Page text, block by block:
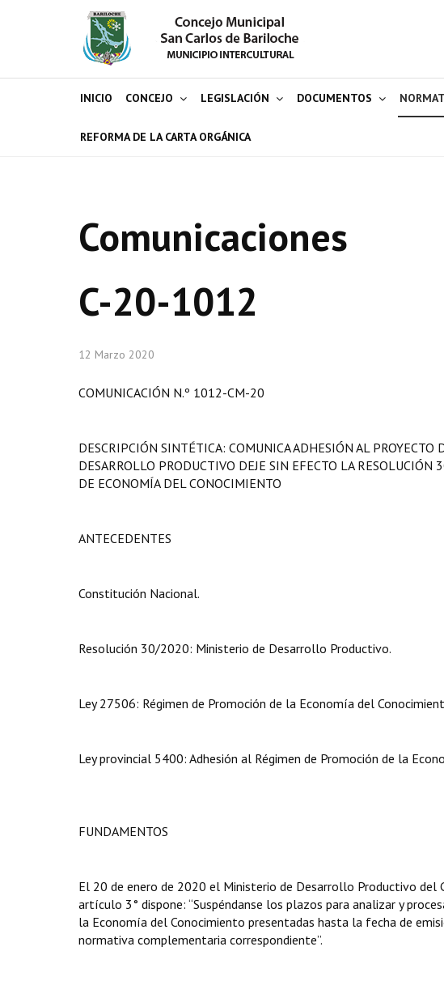
INICIO CONCEJO LEGISLACIÓN DOCUMENTOS
REFORMA DE LA CARTA ORGÁNICA
Comunicaciones
C-20-1012
12 Marzo 2020
COMUNICACIÓN N.º 1012-CM-20
DESCRIPCIÓN SINTÉTICA: COMUNICA ADHESIÓN AL
DESARROLLO PRODUCTIVO DEJE SIN EFECTO LA
DE ECONOMÍA DEL CONOCIMIENTO
ANTECEDENTES
Constitución Nacional.
Resolución 30/2020: Ministerio de Desarrollo Productivo.
Ley 27506: Régimen de Promoción de la Economía del
Ley provincial 5400: Adhesión al Régimen de Promoción de la
FUNDAMENTOS
El 20 de enero de 2020 el Ministerio de Desarrollo Productivo del
artículo 3° dispone: “Suspéndanse los plazos para analizar y
la Economía del Conocimiento presentadas hasta la fecha de
normativa complementaria correspondiente”.